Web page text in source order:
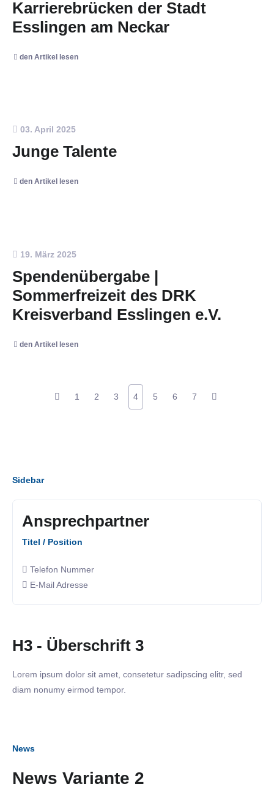
Karrierebrücken der Stadt
Esslingen am Neckar
den Artikel lesen
03. April 2025
Junge Talente
den Artikel lesen
19. März 2025
Spendenübergabe |
Sommerfreizeit des DRK
Kreisverband Esslingen e.V.
den Artikel lesen
1 2 3 4 5 6 7
Sidebar
Ansprechpartner
Titel / Position
Telefon Nummer
E-Mail Adresse
H3 - Überschrift 3
Lorem ipsum dolor sit amet, consetetur sadipscing elitr, sed
diam nonumy eirmod tempor.
News
News Variante 2